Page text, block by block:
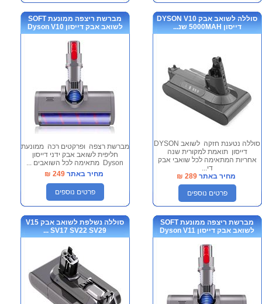
סוללה לשואב אבק DYSON V10
דייסון 5000MAH שנ...
סוללה נטענת חזקה לשואב DYSON
דייסון תואמת למקורית שנה
אחריות המתאימה לכל שואבי אבק
די...
מחיר באתר 289
₪
פרטים נוספים
מברשת ריצפה ממונעת SOFT
לשואב אבק דייסון Dyson V10
מברשת רצפה ופרקטים רכה ממונעת
חליפית לשואב אבק ידני דייסון
Dyson מתאימה לכל השואבים ...
מחיר באתר 249
₪
פרטים נוספים
מברשת ריצפה ממונעת SOFT
לשואב אבק דייסון Dyson V11
סוללה נשלפת לשואב אבק V15
SV17 SV22 SV29 ...